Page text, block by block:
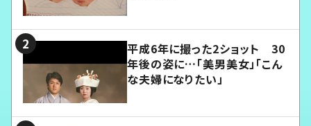
平成6年に撮った2ショット 30
年後の姿に…「美男美女」「こん
な夫婦になりたい」